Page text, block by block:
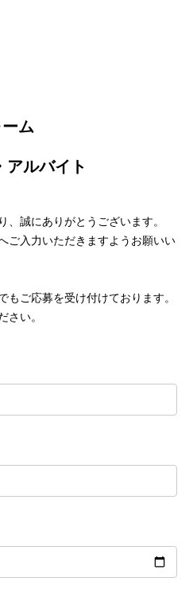
ーム
、誠にありがとうございます。
ご入力いただきますようお願いい
もご応募を受け付けております。
さい。